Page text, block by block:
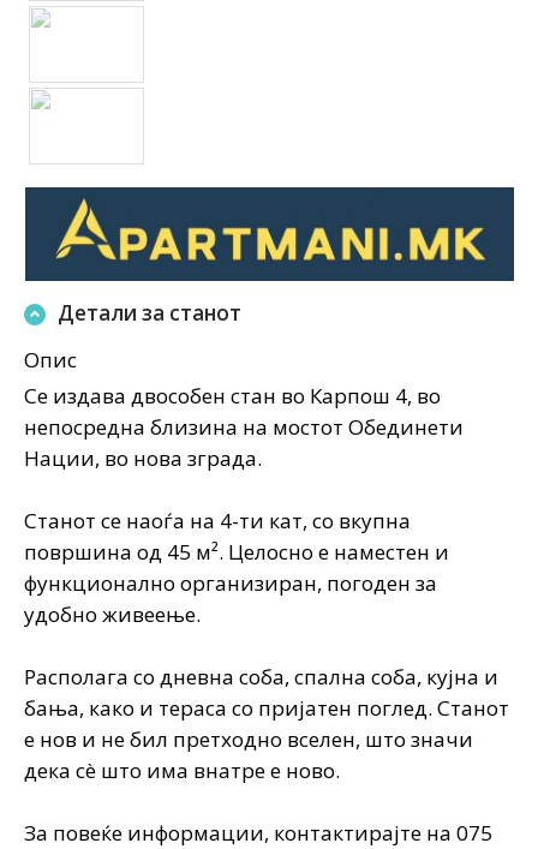
Детали за станот
Опис
Се издава двособен стан во Карпош 4, во
непосредна близина на мостот Обединети
Нации, во нова зграда.
Станот се наоѓа на 4-ти кат, со вкупна
површина од 45 м². Целосно е наместен и
функционално организиран, погоден за
удобно живеење.
Располага со дневна соба, спална соба, кујна и
бања, како и тераса со пријатен поглед. Станот
е нов и не бил претходно вселен, што значи
дека сè што има внатре е ново.
За повеќе информации, контактирајте на 075